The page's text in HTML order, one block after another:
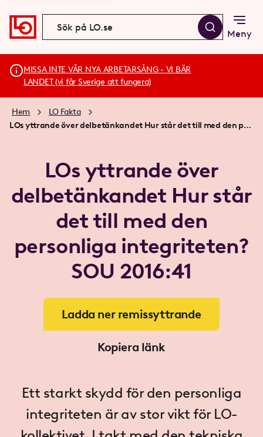
Meny
MISSA INTE VÅR NYA ARBETARSÅNG - VI BÄR
LANDET (vi får Sverige att fungera)
Hem
LO Fakta
LOs yttrande över delbetänkandet Hur står det till med den personliga integriteten? SOU 2016:41
LOs yttrande över
delbetänkandet Hur står
det till med den
personliga integriteten?
SOU 2016:41
Ladda ner remissyttrande
Kopiera länk
Ett starkt skydd för den personliga
integriteten är av stor vikt för LO-